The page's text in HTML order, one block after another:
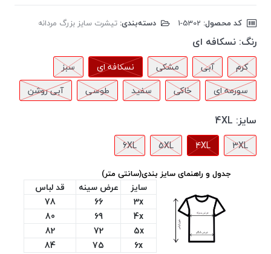
کد محصول: دسته‌بندی: تیشرت سایز بزرگ مردانه
رنگ: نسکافه ای
کرم آبی مشکی نسکافه ای
سبز
سورمه ای
خاکی سفید طوسی آبی روشن
سایز: 4XL
3XL
4XL
5XL
6XL
جدول و راهنمای سایز بندی(سانتی متر)
سایز عرض سینه
قد لباس
3x
66
78
4x
69
80
5x
72
82
6x
75
84